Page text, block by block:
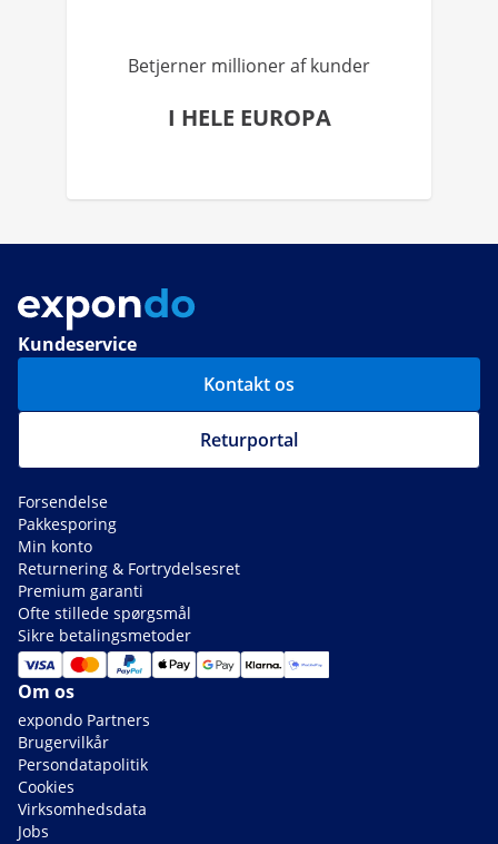
Betjerner millioner af kunder
I HELE EUROPA
Kundeservice
Kontakt os
Returportal
Forsendelse
Pakkesporing
Min konto
Returnering & Fortrydelsesret
Premium garanti
Ofte stillede spørgsmål
Sikre betalingsmetoder
Om os
expondo Partners
Brugervilkår
Persondatapolitik
Cookies
Virksomhedsdata
Jobs